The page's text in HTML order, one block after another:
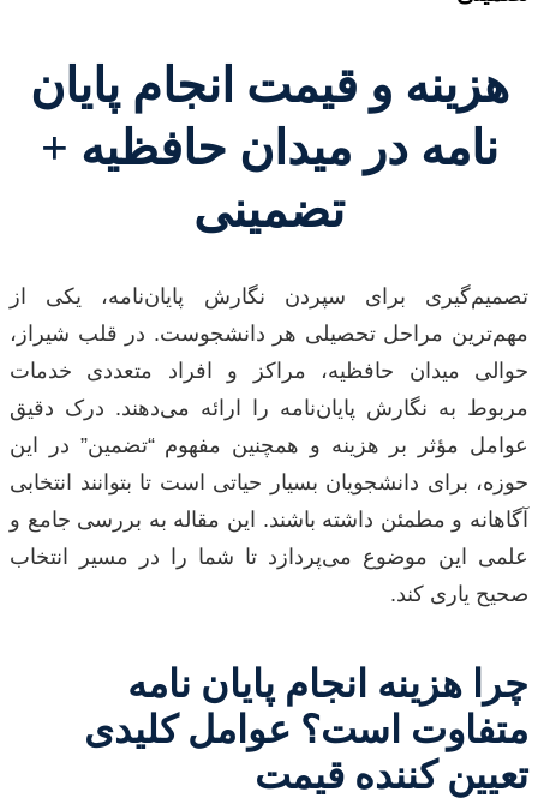
هزینه و قیمت انجام پایان
نامه در میدان حافظیه +
تضمینی
تصمیم‌گیری برای سپردن نگارش پایان‌نامه، یکی از
مهم‌ترین مراحل تحصیلی هر دانشجوست. در قلب شیراز،
حوالی میدان حافظیه، مراکز و افراد متعددی خدمات
مربوط به نگارش پایان‌نامه را ارائه می‌دهند. درک دقیق
عوامل مؤثر بر هزینه و همچنین مفهوم “تضمین” در این
حوزه، برای دانشجویان بسیار حیاتی است تا بتوانند انتخابی
آگاهانه و مطمئن داشته باشند. این مقاله به بررسی جامع و
علمی این موضوع می‌پردازد تا شما را در مسیر انتخاب
صحیح یاری کند.
چرا هزینه انجام پایان نامه
متفاوت است؟ عوامل کلیدی
تعیین کننده قیمت